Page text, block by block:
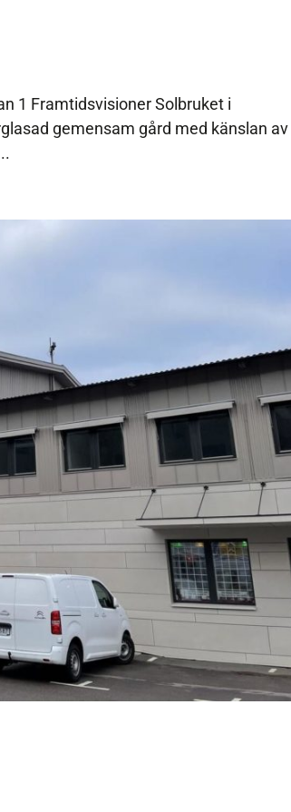
1 Framtidsvisioner Solbruket i
gemensam gård med känslan av